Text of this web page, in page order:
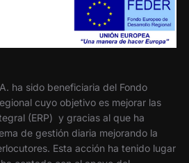
ha sido beneficiaria del Fondo
cuyo objetivo es mejorar las
(ERP) y gracias al que ha
de gestión diaria mejorando la
Esta acción ha tenido lugar